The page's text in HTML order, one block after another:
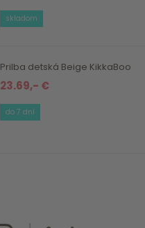
skladom
Prilba detská Beige KikkaBoo
23.69,- €
do 7 dní